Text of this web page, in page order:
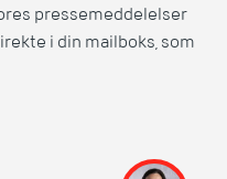
pressemeddelelser
i din mailboks, som